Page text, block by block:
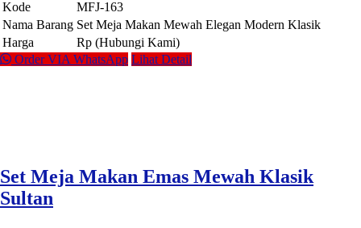
Kode
MFJ-163
Nama Barang Set Meja Makan Mewah Elegan Modern Klasik
Harga
Rp (Hubungi Kami)
Order VIA WhatsApp Lihat Detail
Set Meja Makan Emas Mewah Klasik
Sultan